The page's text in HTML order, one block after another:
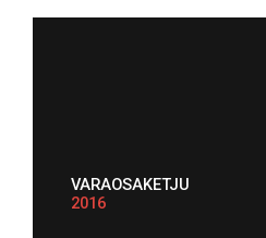
VARAOSAKETJU
2016